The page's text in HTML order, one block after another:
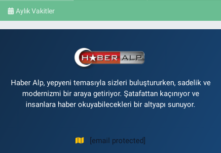
Aylık Vakitler
Haber Alp, yepyeni temasıyla sizleri buluştururken, sadelik ve
modernizmi bir araya getiriyor. Şatafattan kaçınıyor ve
insanlara haber okuyabilecekleri bir altyapı sunuyor.
[email protected]